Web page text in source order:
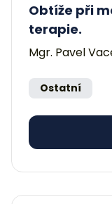
Obtíže při
terapie.
Mgr. Pavel
Ostatní